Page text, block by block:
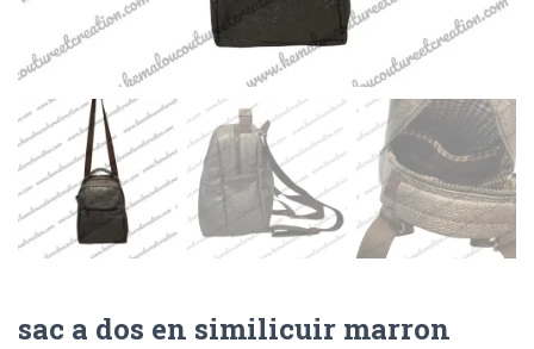
sac a dos en similicuir marron